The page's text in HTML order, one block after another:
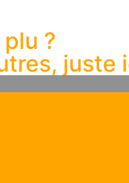
?
juste